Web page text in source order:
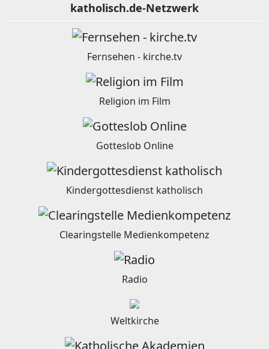
katholisch.de-Netzwerk
Fernsehen - kirche.tv
Religion im Film
Gotteslob Online
Kindergottesdienst katholisch
Clearingstelle Medienkompetenz
Radio
Weltkirche